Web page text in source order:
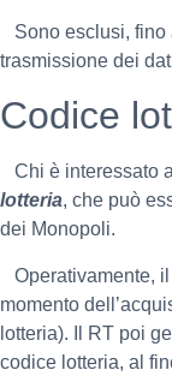
Sono esclusi, fino
trasmissione dei
Codice
Chi è interessato
lotteria, che può
dei Monopoli.
Operativamente,
momento
lotteria). Il RT poi
codice lotteria, al